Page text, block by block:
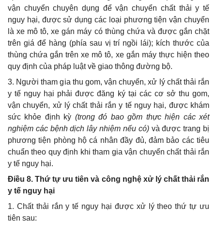
vận chuyển chuyên dụng để vận chuyển chất thải y tế
nguy hại, được sử dụng các loại phương tiện vận chuyển
là xe mô tô, xe gán máy có thùng chứa và được gắn chặt
trên giá để hàng (phía sau vị trí ngồi lái); kích thước của
thùng chứa gắn trên xe mô tô, xe gắn máy thực hiện theo
quy định của pháp luật về giao thông đường bộ.
3. Người tham gia thu gom, vận chuyển, xử lý chất thải rắn
y tế nguy hại phải được đăng ký tại các cơ sở thu gom,
vận chuyển, xử lý chất thải rắn y tế nguy hại, được khám
sức khỏe định kỳ (trong đó bao gồm thực hiện các xét
nghiệm các bệnh dịch lây nhiệm nếu có)và được trang bị
phương tiện phòng hộ cá nhân đầy đủ, đảm bảo các tiêu
chuẩn theo quy định khi tham gia vận chuyển chất thải rắn
y tế nguy hại.
Điều 8. Thứ tự ưu tiên và công nghệ xử lý chất thải rắn
y tế nguy hại
1. Chất thải rắn y tế nguy hại được xử lý theo thứ tự ưu
tiên sau: